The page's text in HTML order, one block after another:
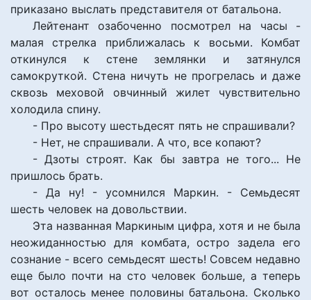
приказано выслать представителя от батальона.
Лейтенант озабоченно посмотрел на часы -
малая стрелка приближалась к восьми. Комбат
откинулся к стене землянки и затянулся
самокруткой. Стена ничуть не прогрелась и даже
сквозь меховой овчинный жилет чувствительно
холодила спину.
- Про высоту шестьдесят пять не спрашивали?
- Нет, не спрашивали. А что, все копают?
- Дзоты строят. Как бы завтра не того... Не
пришлось брать.
- Да ну! - усомнился Маркин. - Семьдесят
шесть человек на довольствии.
Эта названная Маркиным цифра, хотя и не была
неожиданностью для комбата, остро задела его
сознание - всего семьдесят шесть! Совсем недавно
еще было почти на сто человек больше, а теперь
вот осталось менее половины батальона. Сколько